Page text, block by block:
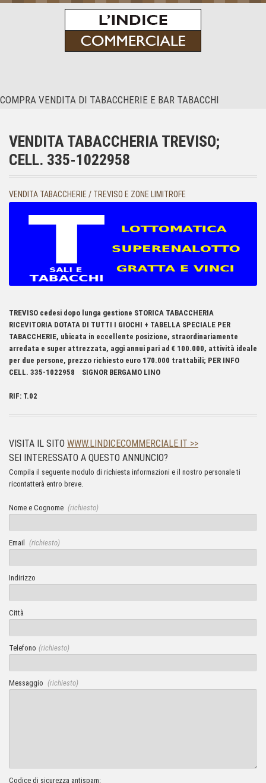
COMPRA VENDITA DI TABACCHERIE E BAR TABACCHI
Le nostre proposte
Speciale Bar e Ristoranti
Contatti
VENDITA TABACCHERIA TREVISO;
CELL. 335-1022958
VENDITA TABACCHERIE / TREVISO E ZONE LIMITROFE
TREVISO cedesi dopo lunga gestione STORICA TABACCHERIA
RICEVITORIA DOTATA DI TUTTI I GIOCHI + TABELLA SPECIALE PER
TABACCHERIE, ubicata in eccellente posizione, straordinariamente
arredata e super attrezzata, aggi annui pari ad € 100.000, attività ideale
per due persone, prezzo richiesto euro 170.000 trattabili; PER INFO
CELL. 335-1022958 SIGNOR BERGAMO LINO
RIF: T.02
VISITA IL SITO WWW.LINDICECOMMERCIALE.IT >>
SEI INTERESSATO A QUESTO ANNUNCIO?
Compila il seguente modulo di richiesta informazioni e il nostro personale ti
ricontatterà entro breve.
Nome e Cognome (richiesto)
Email (richiesto)
Indirizzo
Città
Telefono (richiesto)
Messaggio (richiesto)
Codice di sicurezza antispam: